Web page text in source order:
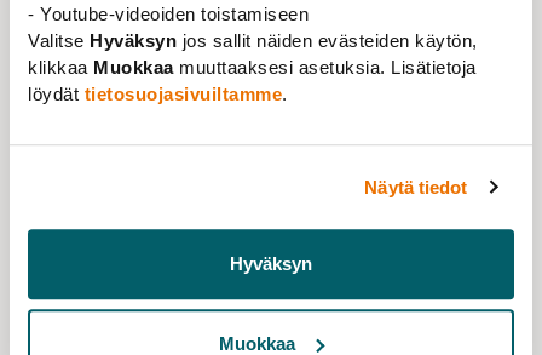
- Youtube-videoiden toistamiseen
Valitse Hyväksyn jos sallit näiden evästeiden käytön,
klikkaa Muokkaamuuttaaksesi asetuksia. Lisätietoja
löydät tietosuojasivuiltamme.
Näytä tiedot
Hyväksyn
Muokkaa
Medlemsavgiften för en period utan lön är 8€/månad.
Meddela oss om din oavlönade period i
medlemsavgiften som beräknas på din lön är under 8
Medlemsavgift betalas på den löneinkomst som utgör